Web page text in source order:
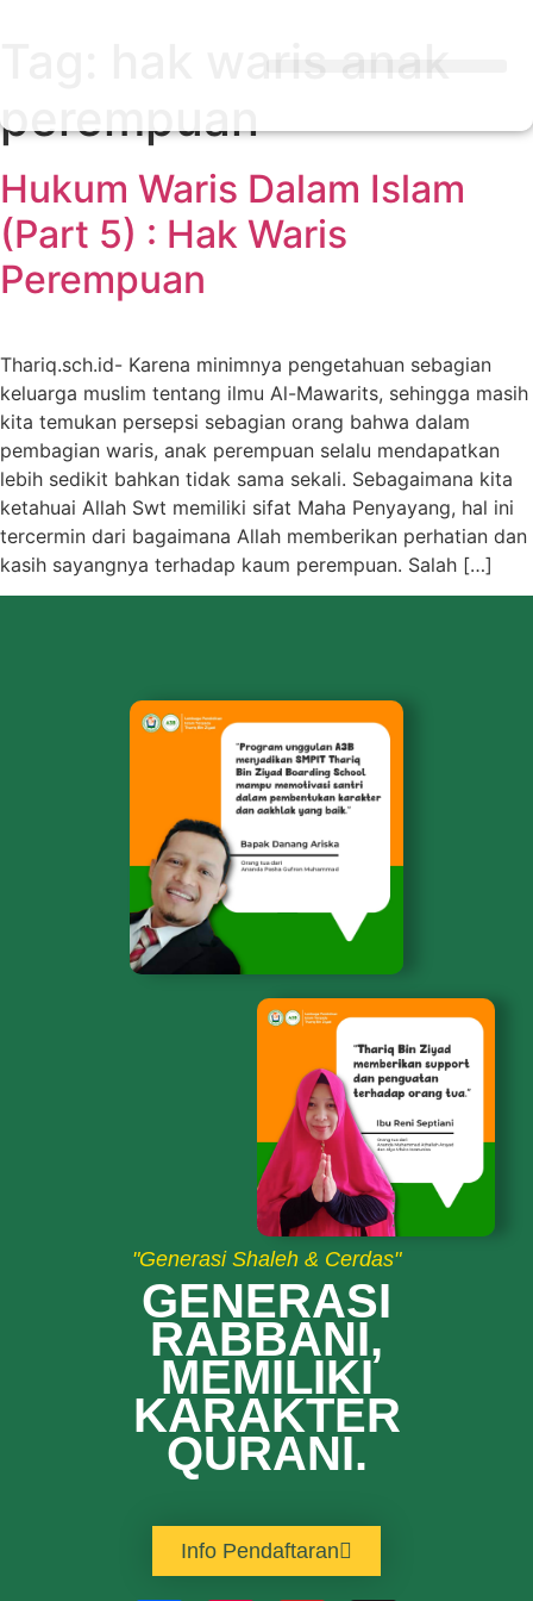
hak waris anak
perempuan
Hukum Waris Dalam Islam
(Part 5) : Hak Waris
Perempuan
Thariq.sch.id- Karena minimnya pengetahuan sebagian
keluarga muslim tentang ilmu Al-Mawarits, sehingga masih
kita temukan persepsi sebagian orang bahwa dalam
pembagian waris, anak perempuan selalu mendapatkan
lebih sedikit bahkan tidak sama sekali. Sebagaimana kita
ketahuai Allah Swt memiliki sifat Maha Penyayang, hal ini
tercermin dari bagaimana Allah memberikan perhatian dan
kasih sayangnya terhadap kaum perempuan. Salah […]
"Generasi Shaleh & Cerdas"
GENERASI
RABBANI,
MEMILIKI
KARAKTER
QURANI.
Info Pendaftaran